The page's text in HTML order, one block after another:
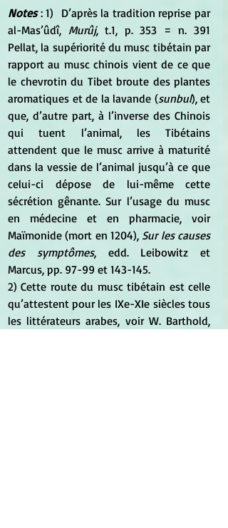
Notes : 1)  D’après la tradition reprise par
al-Mas’ûdî, Murûj, t.1, p. 353 = n. 391
Pellat, la supériorité du musc tibétain par
rapport au musc chinois vient de ce que
le chevrotin du Tibet broute des plantes
aromatiques et de la lavande (sunbul), et
que, d’autre part, à l’inverse des Chinois
qui tuent l’animal, les Tibétains
attendent que le musc arrive à maturité
dans la vessie de l’animal jusqu’à ce que
celui-ci dépose de lui-même cette
sécrétion gênante. Sur l’usage du musc
en médecine et en pharmacie, voir
Maïmonide (mort en 1204), Sur les causes
des symptômes, edd. Leibowitz et
Marcus, pp. 97-99 et 143-145.
2) Cette route du musc tibétain est celle
qu’attestent pour les IXe-XIe siècles tous